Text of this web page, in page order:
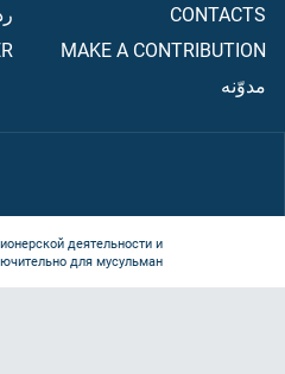
CONTACTS
MAKE A CONTRIBUTION
مدوّنه
деятельности и
для мусульман!